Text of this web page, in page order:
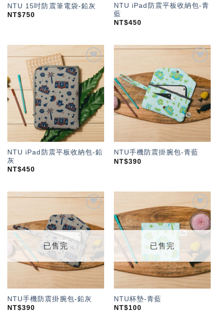
NTU 15吋防震筆電袋-鉛灰
NT$750
NTU iPad防震平板收納包-青
藍
NT$450
加入
「願
望輕
單」
NTU iPad防震平板收納包-鉛
灰
NT$450
「願
望輕
單」
NTU手機防震掛腕包-青藍
NT$390
「願
望輕
單」
已售完
NTU手機防震掛腕包-鉛灰
NT$390
加入
「願
望輕
已售完
NTU杯墊-青藍
NT$100